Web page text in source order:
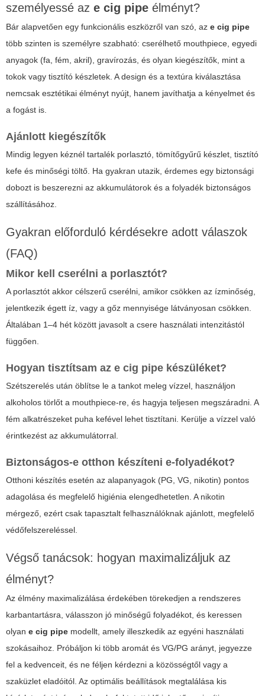
személyessé az e cig pipe élményt?
Bár alapvetően egy funkcionális eszközről van szó, az e cig pipe
több szinten is személyre szabható: cserélhető mouthpiece, egyedi
anyagok (fa, fém, akril), gravírozás, és olyan kiegészítők, mint a
tokok vagy tisztító készletek. A design és a textúra kiválasztása
nemcsak esztétikai élményt nyújt, hanem javíthatja a kényelmet és
a fogást is.
Ajánlott kiegészítők
Mindig legyen kéznél tartalék porlasztó, tömítőgyűrű készlet, tisztító
kefe és minőségi töltő. Ha gyakran utazik, érdemes egy biztonsági
dobozt is beszerezni az akkumulátorok és a folyadék biztonságos
szállításához.
Gyakran előforduló kérdésekre adott válaszok
(FAQ)
Mikor kell cserélni a porlasztót?
A porlasztót akkor célszerű cserélni, amikor csökken az ízminőség,
jelentkezik égett íz, vagy a gőz mennyisége látványosan csökken.
Általában 1–4 hét között javasolt a csere használati intenzitástól
függően.
Hogyan tisztítsam az e cig pipe készüléket?
Szétszerelés után öblítse le a tankot meleg vízzel, használjon
alkoholos törlőt a mouthpiece-re, és hagyja teljesen megszáradni. A
fém alkatrészeket puha kefével lehet tisztítani. Kerülje a vízzel való
érintkezést az akkumulátorral.
Biztonságos-e otthon készíteni e-folyadékot?
Otthoni készítés esetén az alapanyagok (PG, VG, nikotin) pontos
adagolása és megfelelő higiénia elengedhetetlen. A nikotin
mérgező, ezért csak tapasztalt felhasználóknak ajánlott, megfelelő
védőfelszereléssel.
Végső tanácsok: hogyan maximalizáljuk az
élményt?
Az élmény maximalizálása érdekében törekedjen a rendszeres
karbantartásra, válasszon jó minőségű folyadékot, és keressen
olyan e cig pipe modellt, amely illeszkedik az egyéni használati
szokásaihoz. Próbáljon ki több aromát és VG/PG arányt, jegyezze
fel a kedvenceit, és ne féljen kérdezni a közösségtől vagy a
szaküzlet eladóitól. Az optimális beállítások megtalálása kis